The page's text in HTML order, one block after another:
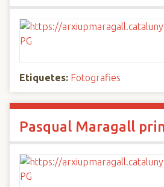
Etiquetes: Fotografies
Pasqual Maragall